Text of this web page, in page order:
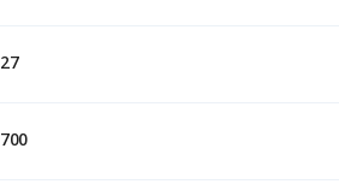
27
700